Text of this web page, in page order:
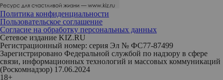
Политика конфиденциальности
Пользовательское соглашение
Согласие на обработку персональных данных
Сетевое издание KIZ.RU
Регистрационный номер: серия Эл № ФС77-87499
Зарегистрировано Федеральной службой по надзору в сфере
связи, информационных технологий и массовых коммуникаций
(Роскомнадзор) 17.06.2024
18+